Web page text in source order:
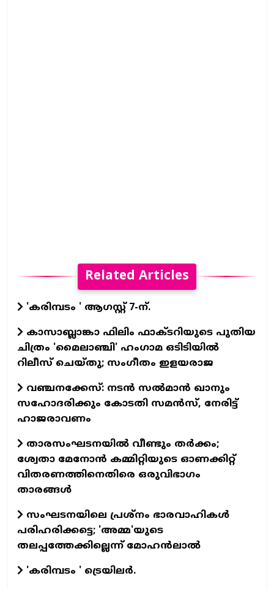
Related Articles
'കരിമ്പടം ' ആഗസ്റ്റ് 7-ന്.
കാസാബ്ലാങ്കാ ഫിലിം ഫാക്ടറിയുടെ പുതിയ
ചിത്രം 'മൈലാഞ്ചി' ഹംഗാമ ഒടിടിയില്‍
റിലീസ് ചെയ്തു; സംഗീതം ഇളയരാജ
വഞ്ചനക്കേസ്: നടന്‍ സല്‍മാന്‍ ഖാനും
സഹോദരിക്കും കോടതി സമന്‍സ്, നേരിട്ട്
ഹാജരാവണം
താരസംഘടനയില്‍ വീണ്ടും തര്‍ക്കം;
ശ്വേതാ മേനോന്‍ കമ്മിറ്റിയുടെ ഓണക്കിറ്റ്
വിതരണത്തിനെതിരെ ഒരുവിഭാഗം
താരങ്ങള്‍
സംഘടനയിലെ പ്രശ്നം ഭാരവാഹികൾ
പരിഹരിക്കട്ടെ; 'അമ്മ'യുടെ
തലപ്പത്തേക്കില്ലെന്ന് മോഹൻലാൽ
'കരിമ്പടം ' ട്രെയിലര്‍.